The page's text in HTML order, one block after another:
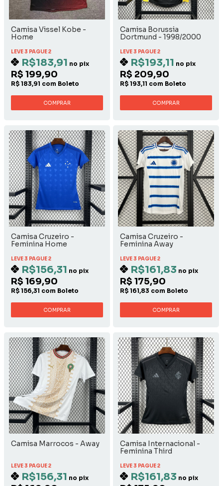
Camisa Vissel Kobe -
Home
LEVE 3 PAGUE 2
R$183,91 no pix
R$ 199,90
R$ 183,91 com Boleto
COMPRAR
Camisa Borussia
Dortmund - 1998/2000
LEVE 3 PAGUE 2
R$193,11 no pix
R$ 209,90
R$ 193,11 com Boleto
COMPRAR
Camisa Cruzeiro -
Feminina Home
LEVE 3 PAGUE 2
R$156,31 no pix
R$ 169,90
R$ 156,31 com Boleto
COMPRAR
Camisa Cruzeiro -
Feminina Away
LEVE 3 PAGUE 2
R$161,83 no pix
R$ 175,90
R$ 161,83 com Boleto
COMPRAR
Camisa Marrocos - Away
LEVE 3 PAGUE 2
R$156,31 no pix
Camisa Internacional -
Feminina Third
LEVE 3 PAGUE 2
R$161,83 no pix